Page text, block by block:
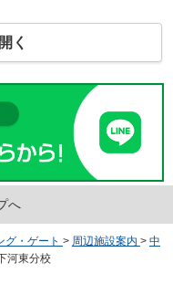
く
へ
グ・ゲート > 周辺施設案内 > 中
河東分校